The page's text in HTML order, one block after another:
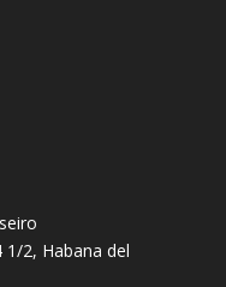
2, Habana del